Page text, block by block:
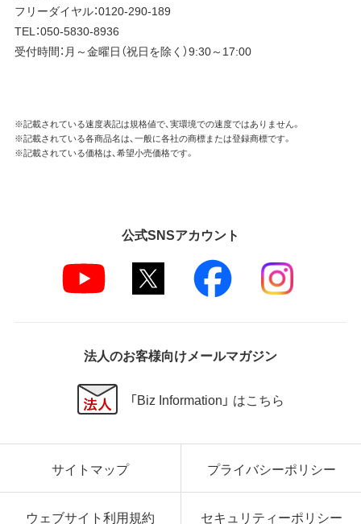
フリーダイヤル：0120-290-189
TEL：050-5830-8936
受付時間：月～金曜日（祝日を除く）9:30～17:00
※記載されている速度表記は規格値で、実環境での速度ではありません。
※記載されている各商品名は、一般に各社の商標または登録商標です。
※記載されている価格は、希望小売価格です。
公式SNSアカウント
法人のお客様向けメールマガジン
「Biz Information」 はこちら
サイトマップ プライバシーポリシー
ウェブサイト利用規約 セキュリティーポリシー